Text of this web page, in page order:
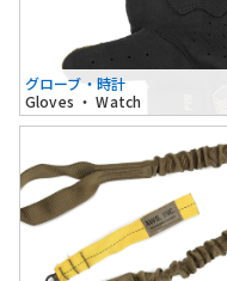
グローブ・時計
Gloves ・ Watch